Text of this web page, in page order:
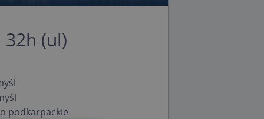
32h (ul)
podkarpackie